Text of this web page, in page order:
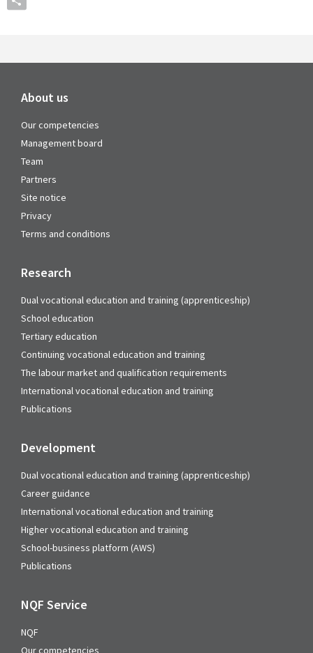
About us
Our competencies
Management board
Team
Partners
Site notice
Privacy
Terms and conditions
Research
Dual vocational education and training (apprenticeship)
School education
Tertiary education
Continuing vocational education and training
The labour market and qualification requirements
International vocational education and training
Publications
Development
Dual vocational education and training (apprenticeship)
Career guidance
International vocational education and training
Higher vocational education and training
School-business platform (AWS)
Publications
NQF Service
NQF
Our competencies